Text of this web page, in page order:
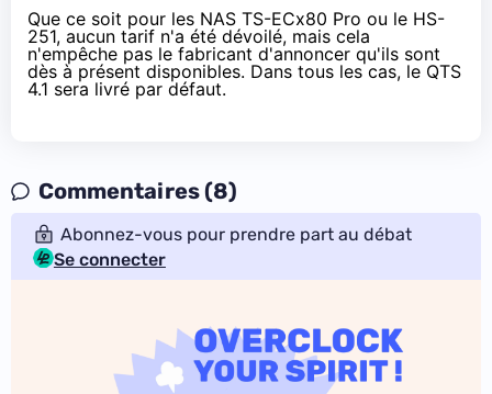
Que ce soit pour les NAS TS-ECx80 Pro ou le HS-
251, aucun tarif n'a été dévoilé, mais cela
n'empêche pas le fabricant d'annoncer qu'ils sont
dès à présent disponibles. Dans tous les cas, le QTS
4.1 sera livré par défaut.
Commentaires (8)
Abonnez-vous pour prendre part au débat
Se connecter